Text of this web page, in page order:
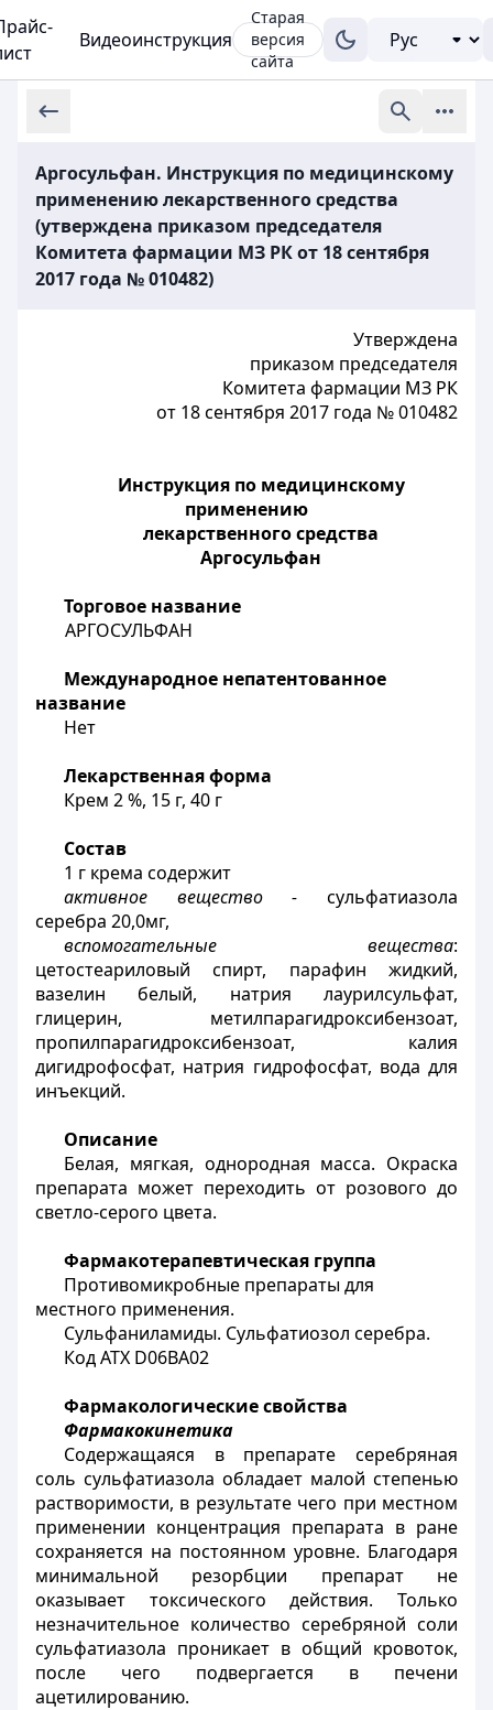
Видеоинструкция
Старая
версия
сайта
Аргосульфан. Инструкция по медицинскому
применению лекарственного средства
(утверждена приказом председателя
Комитета фармации МЗ РК от 18 сентября
2017 года № 010482)
Утверждена
приказом председателя
Комитета фармации МЗ РК
от 18 сентября 2017 года № 010482
Инструкция по медицинскому
применению
лекарственного средства
Аргосульфан
Торговое название
АРГОСУЛЬФАН
Международное непатентованное
название
Нет
Лекарственная форма
Крем 2 %, 15 г, 40 г
Состав
1 г крема содержит
активное вещество - сульфатиазола
серебра 20,0мг,
вспомогательные вещества:
цетостеариловый спирт, парафин жидкий,
вазелин белый, натрия лаурилсульфат,
глицерин, метилпарагидроксибензоат,
пропилпарагидроксибензоат, калия
дигидрофосфат, натрия гидрофосфат, вода для
инъекций.
Описание
Белая, мягкая, однородная масса. Окраска
препарата может переходить от розового до
светло-серого цвета.
Фармакотерапевтическая группа
Противомикробные препараты для
местного применения.
Сульфаниламиды. Сульфатиозол серебра.
Код АТX D06ВА02
Фармакологические свойства
Фармакокинетика
Содержащаяся в препарате серебряная
соль сульфатиазола обладает малой степенью
растворимости, в результате чего при местном
применении концентрация препарата в ране
сохраняется на постоянном уровне. Благодаря
минимальной резорбции препарат не
оказывает токсического действия. Только
незначительное количество серебряной соли
сульфатиазола проникает в общий кровоток,
после чего подвергается в печени
ацетилированию.